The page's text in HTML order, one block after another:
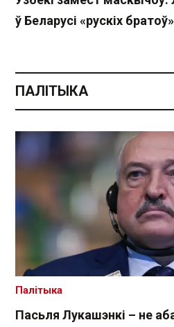
ў Беларусі «рускіх братоў»
ПАЛІТЫКА
Пасьля Лукашэнкі – не
Палітыка